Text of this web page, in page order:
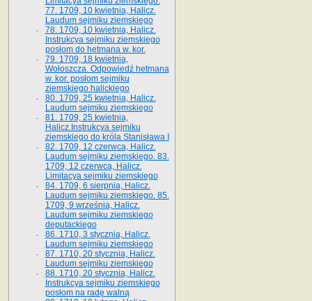
77. 1709, 10 kwietnia, Halicz.
Laudum sejmiku ziemskiego
78. 1709, 10 kwietnia, Halicz.
Instrukcya sejmiku ziemskiego
posłom do hetmana w. kor.
79. 1709, 18 kwietnia,
Wołoszcza. Odpowiedź hetmana
w. kor. posłom sejmiku
ziemskiego halickiego
80. 1709, 25 kwietnia, Halicz.
Laudum sejmiku ziemskiego
81. 1709, 25 kwietnia,
Halicz.Instrukcya sejmiku
ziemskiego do króla Stanisława I
82. 1709, 12 czerwca, Halicz.
Laudum sejmiku ziemskiego. 83.
1709, 12 czerwca, Halicz.
Limitacya sejmiku ziemskiego
84. 1709, 6 sierpnia, Halicz.
Laudum sejmiku ziemskiego. 85.
1709, 9 września, Halicz.
Laudum sejmiku ziemskiego
deputackiego
86. 1710, 3 stycznia, Halicz.
Laudum sejmiku ziemskiego
87. 1710, 20 stycznia, Halicz.
Laudum sejmiku ziemskiego
88. 1710, 20 stycznia, Halicz.
Instrukcya sejmiku ziemskiego
posłom na radę walną